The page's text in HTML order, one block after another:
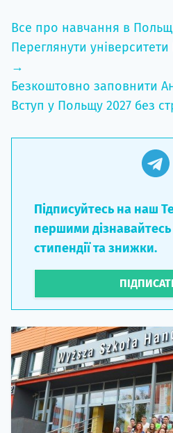
Все про навчання в
Переглянути
→
Безкоштовно заповнити
Вступ у Польщу 2027 без
Підписуйтесь на наш
першими дізнавайтесь
стипендії та знижки.